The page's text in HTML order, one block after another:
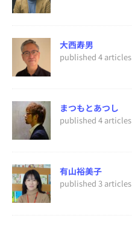
大西寿男
published 4 articles
まつもとあつし
published 4 articles
有山裕美子
published 3 articles